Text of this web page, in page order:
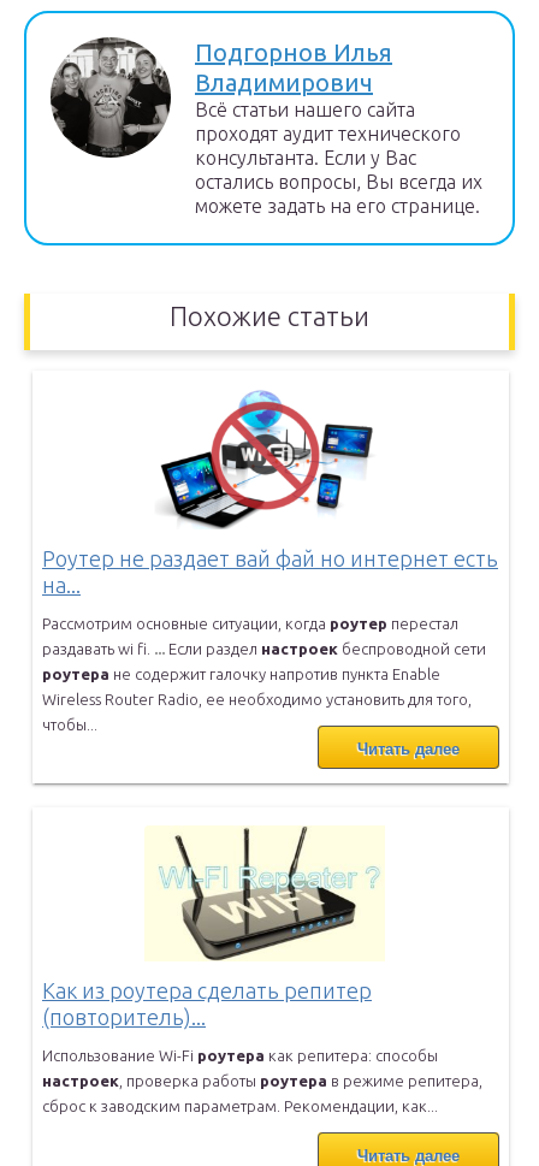
Подгорнов Илья
Владимирович
Всё статьи нашего сайта
проходят аудит технического
консультанта. Если у Вас
остались вопросы, Вы всегда их
можете задать на его странице.
Похожие статьи
Роутер не раздает вай фай но интернет есть
на...
Рассмотрим основные ситуации, когда роутер перестал
раздавать wi fi. ... Если раздел настроек беспроводной сети
роутера не содержит галочку напротив пункта Enable
Wireless Router Radio, ее необходимо установить для того,
чтобы...
Читать далее
Как из роутера сделать репитер
(повторитель)...
Использование Wi-Fi роутера как репитера: способы
настроек , проверка работы роутера в режиме репитера,
сброс к заводским параметрам. Рекомендации, как...
Читать далее